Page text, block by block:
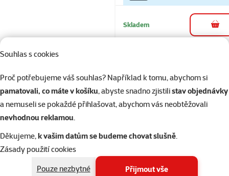
Souhlas s cookies
Proč potřebujeme váš souhlas? Například k tomu, abychom si
pamatovali, co máte v košíku, abyste snadno zjistilistav objednávky
a nemuseli se pokaždé přihlašovat, abychom vás neobtěžovali
nevhodnou reklamou.
Děkujeme,k vašim datům se budeme chovat slušně.
Zásady použití cookies
Pouze nezbytné
Přijmout vše
Skladem do
Vanička
extra
Cena
% Kup více, zaplať méně